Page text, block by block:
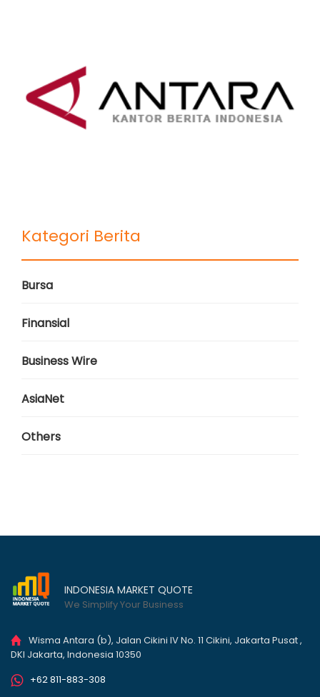
Kategori Berita
Bursa
Finansial
Business Wire
AsiaNet
Others
INDONESIA MARKET QUOTE
We Simplify Your Business
Wisma Antara (b), Jalan Cikini IV No. 11 Cikini, Jakarta Pusat ,
DKI Jakarta, Indonesia 10350
+62 811-883-308